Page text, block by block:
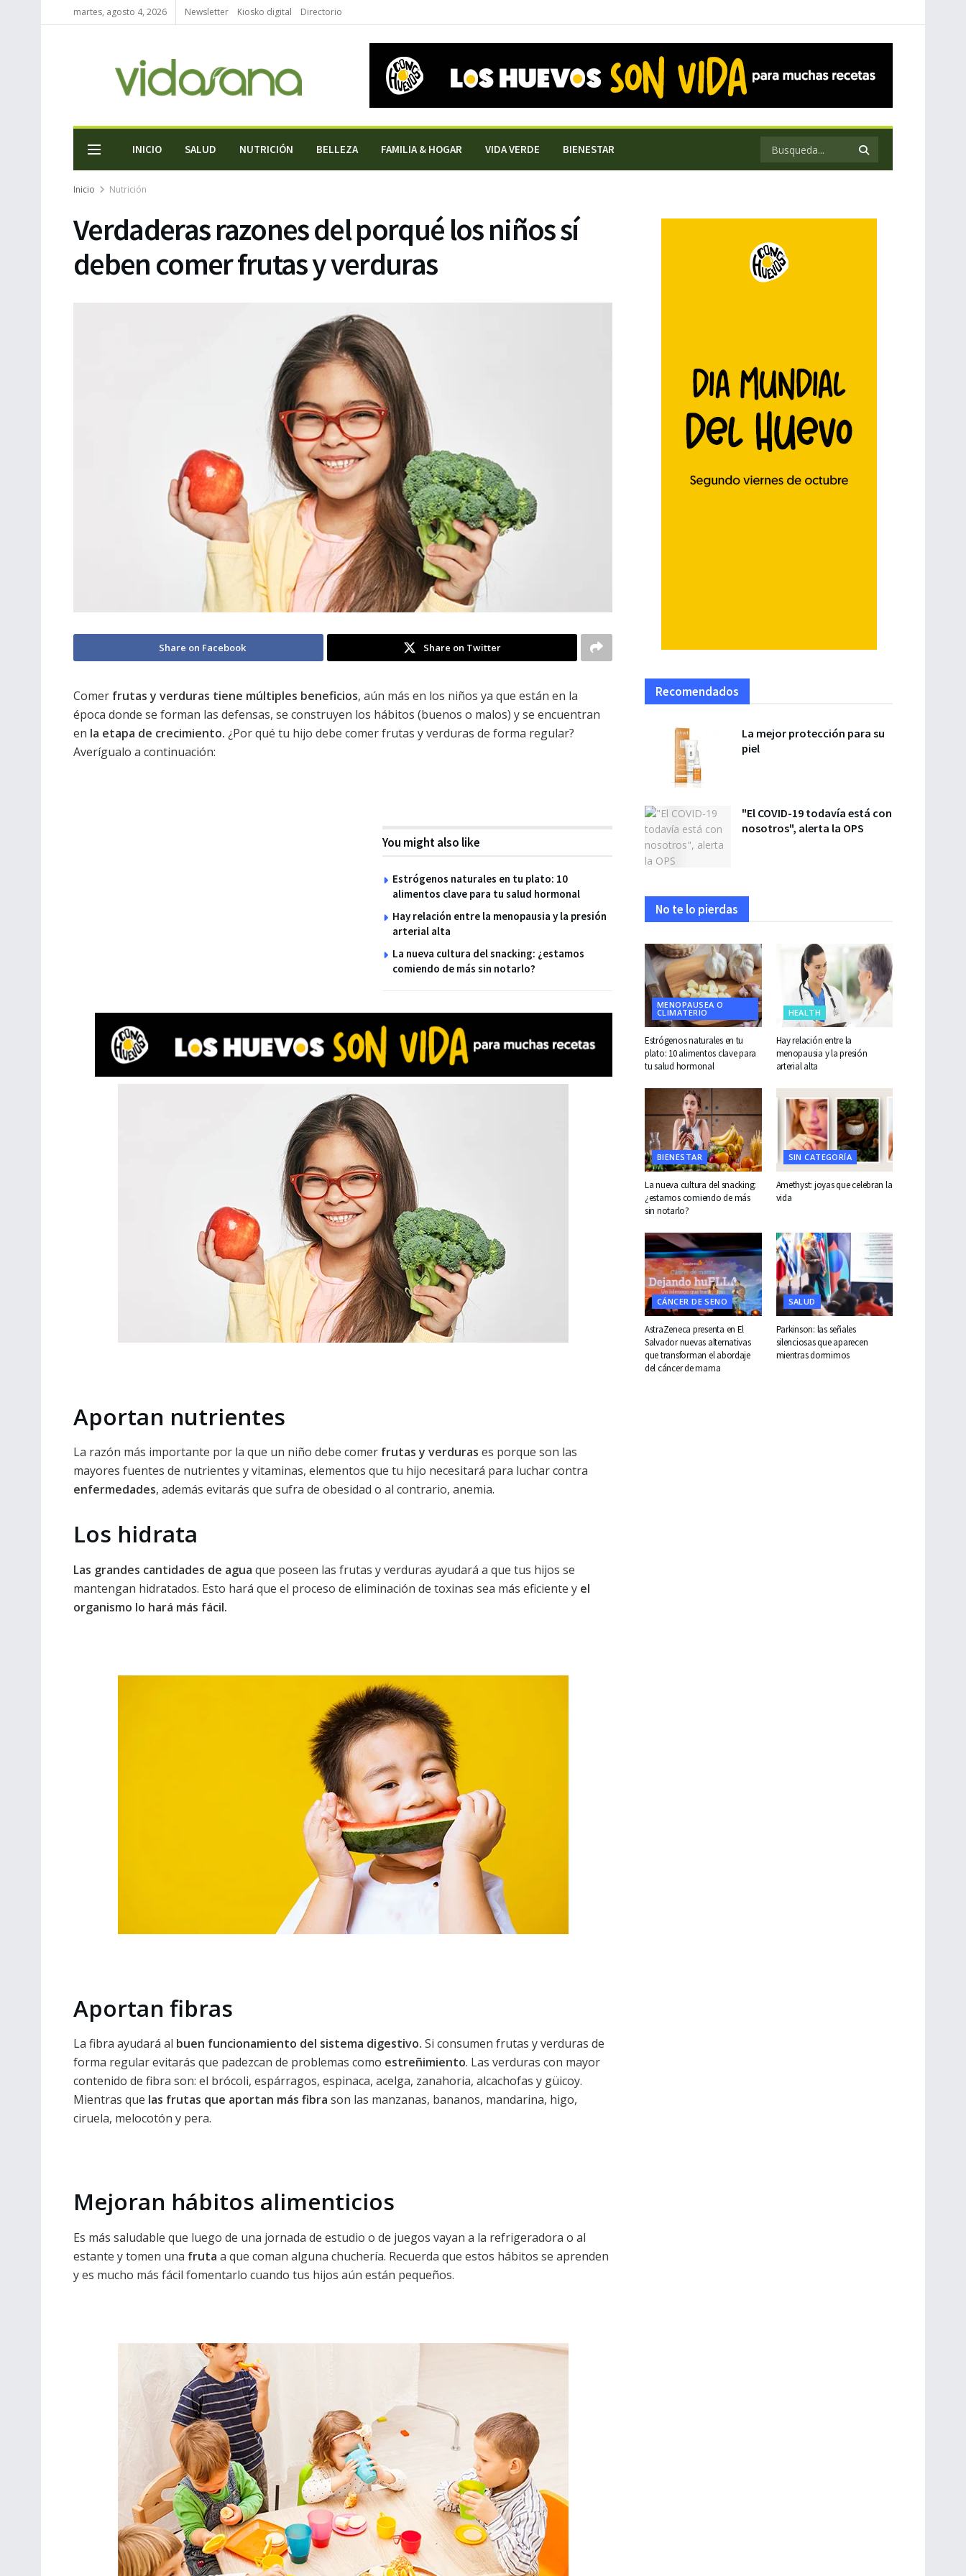
martes, agosto 4, 2026 Newsletter Kiosko digital Directorio
INICIO SALUD NUTRICIÓN BELLEZA FAMILIA & HOGAR VIDA VERDE BIENESTAR
Inicio Nutrición
Verdaderas razones del porqué los niños sí
deben comer frutas y verduras
Share on Facebook Share on Twitter
Comer frutas y verduras tiene múltiples beneficios, aún más en los niños ya que están en la
época donde se forman las defensas, se construyen los hábitos (buenos o malos) y se encuentran
en la etapa de crecimiento. ¿Por qué tu hijo debe comer frutas y verduras de forma regular?
Averígualo a continuación:
You might also like
Estrógenos naturales en tu plato: 10
alimentos clave para tu salud hormonal
Hay relación entre la menopausia y la presión
arterial alta
La nueva cultura del snacking: ¿estamos
comiendo de más sin notarlo?
Aportan nutrientes
La razón más importante por la que un niño debe comer frutas y verduras es porque son las
mayores fuentes de nutrientes y vitaminas, elementos que tu hijo necesitará para luchar contra
enfermedades, además evitarás que sufra de obesidad o al contrario, anemia.
Los hidrata
Las grandes cantidades de agua que poseen las frutas y verduras ayudará a que tus hijos se
mantengan hidratados. Esto hará que el proceso de eliminación de toxinas sea más eficiente y el
organismo lo hará más fácil.
Aportan fibras
La fibra ayudará al buen funcionamiento del sistema digestivo. Si consumen frutas y verduras de
forma regular evitarás que padezcan de problemas como estreñimiento. Las verduras con mayor
contenido de fibra son: el brócoli, espárragos, espinaca, acelga, zanahoria, alcachofas y güicoy.
Mientras que las frutas que aportan más fibra son las manzanas, bananos, mandarina, higo,
ciruela, melocotón y pera.
Mejoran hábitos alimenticios
Es más saludable que luego de una jornada de estudio o de juegos vayan a la refrigeradora o al
estante y tomen una fruta a que coman alguna chuchería. Recuerda que estos hábitos se aprenden
y es mucho más fácil fomentarlo cuando tus hijos aún están pequeños.
Recomendados
La mejor protección para su
piel
"El COVID-19 todavía está con
nosotros", alerta la OPS
No te lo pierdas
MENOPAUSEA O
CLIMATERIO
Estrógenos naturales en tu
plato: 10 alimentos clave para
tu salud hormonal
HEALTH
Hay relación entre la
menopausia y la presión
arterial alta
BIENESTAR
La nueva cultura del snacking:
¿estamos comiendo de más
sin notarlo?
SIN CATEGORÍA
Amethyst: joyas que celebran la
vida
CÁNCER DE SENO
AstraZeneca presenta en El
Salvador nuevas alternativas
que transforman el abordaje
del cáncer de mama
SALUD
Parkinson: las señales
silenciosas que aparecen
mientras dormimos